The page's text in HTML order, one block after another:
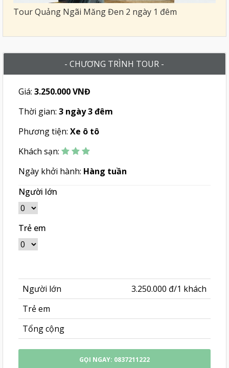
Tour Quảng Ngãi Măng Đen 2 ngày 1 đêm
- CHƯƠNG TRÌNH TOUR -
Giá: 3.250.000 VNĐ
Thời gian: 3 ngày 3 đêm
Phương tiện: Xe ô tô
Khách sạn:
Ngày khởi hành: Hàng tuần
Người lớn
Trẻ em
Người lớn
3.250.000 đ/1 khách
Trẻ em
Tổng cộng
GỌI NGAY: 0837211222